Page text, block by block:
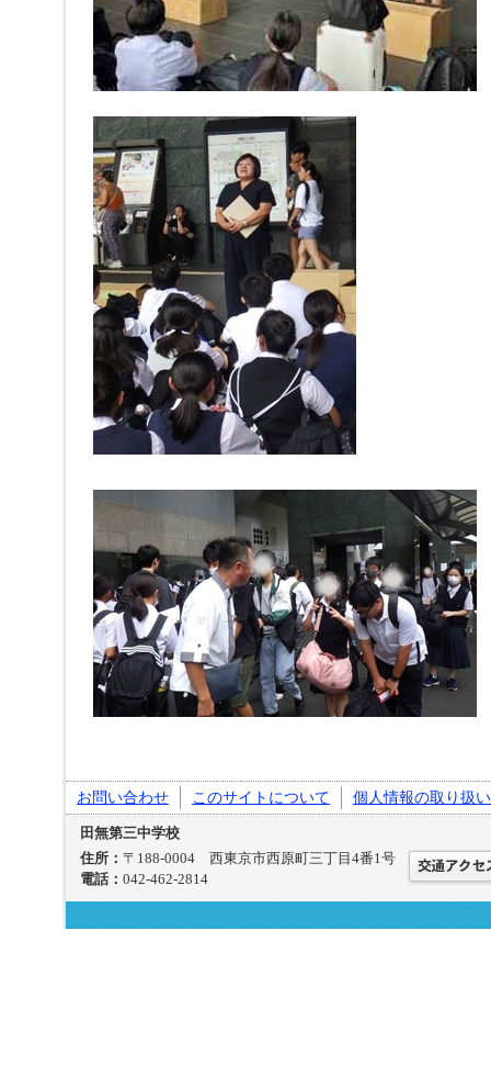
お問い合わせ このサイトについて 個人情報の取り扱い
田無第三中学校
住所： 〒188-0004 西東京市西原町三丁目4番1号
電話： 042-462-2814